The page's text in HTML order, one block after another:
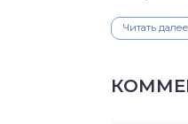
Читать далее